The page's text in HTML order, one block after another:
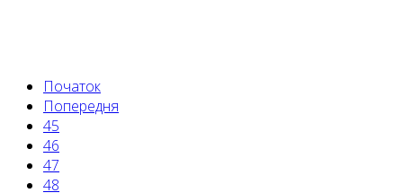
Початок
Попередня
45
46
47
48